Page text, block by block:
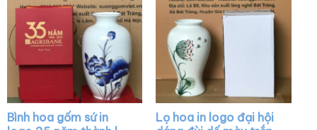
Bình hoa gốm sứ in
Lọ hoa in logo đại hội